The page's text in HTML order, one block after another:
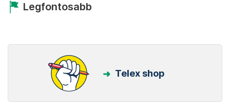
Legfontosabb
Telex shop